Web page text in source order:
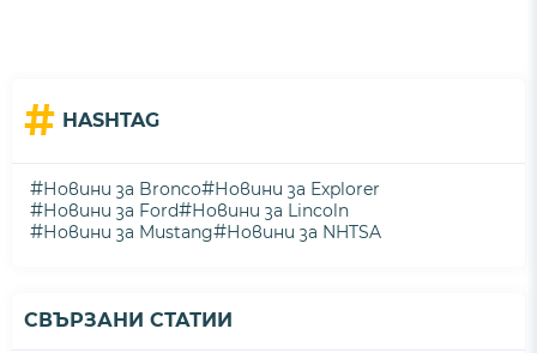
# HASHTAG
#Новини за Bronco#Новини за Explorer
#Новини за Ford#Новини за Lincoln
#Новини за Mustang#Новини за NHTSA
СВЪРЗАНИ СТАТИИ